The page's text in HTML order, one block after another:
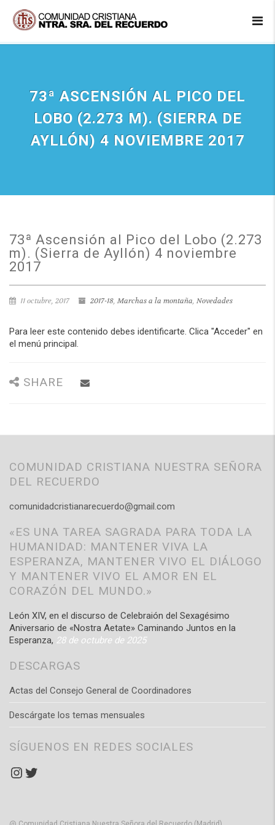
73ª ASCENSIÓN AL PICO DEL
LOBO (2.273 M). (SIERRA DE
AYLLÓN) 4 NOVIEMBRE 2017
73ª Ascensión al Pico del Lobo (2.273
m). (Sierra de Ayllón) 4 noviembre
2017
11 octubre, 2017 2017-18,Marchas a la montaña, Novedades
Para leer este contenido debes identificarte. Clica "Acceder" en
el menú principal.
SHARE
COMUNIDAD CRISTIANA NUESTRA SEÑORA
DEL RECUERDO
comunidadcristianarecuerdo@gmail.com
«ES UNA TAREA SAGRADA PARA TODA LA
HUMANIDAD: MANTENER VIVA LA
ESPERANZA, MANTENER VIVO EL DIÁLOGO
Y MANTENER VIVO EL AMOR EN EL
CORAZÓN DEL MUNDO.»
León XIV, en el discurso de Celebraión del Sexagésimo
Aniversario de «Nostra Aetate» Caminando Juntos en la
Esperanza, 28 de octubre de 2025
DESCARGAS
Actas del Consejo General de Coordinadores
Descárgate los temas mensuales
SÍGUENOS EN REDES SOCIALES
Instagram
Twitter